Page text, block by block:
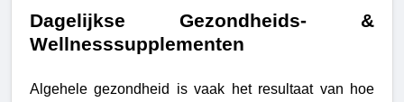
Dagelijkse Gezondheids- &
Wellnesssupplementen
Algehele gezondheid is vaak het resultaat van hoe